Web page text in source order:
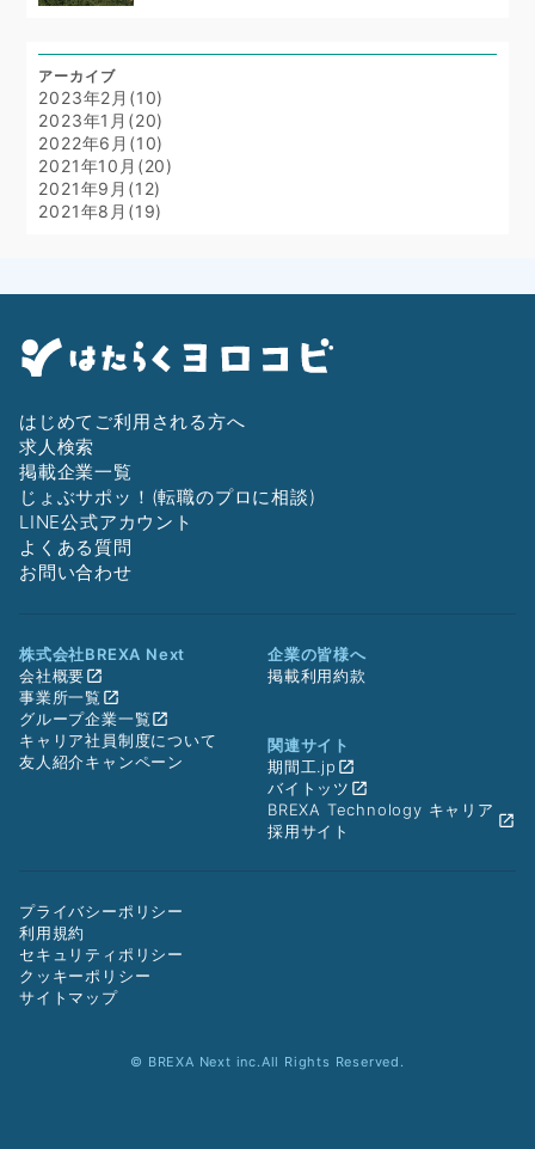
アーカイブ
2023年2月(10)
2023年1月(20)
2022年6月(10)
2021年10月(20)
2021年9月(12)
2021年8月(19)
はじめてご利用される方へ
求人検索
掲載企業一覧
じょぶサポッ！(転職のプロに相談)
LINE公式アカウント
よくある質問
お問い合わせ
株式会社BREXA Next
会社概要
事業所一覧
グループ企業一覧
キャリア社員制度について
友人紹介キャンペーン
企業の皆様へ
掲載利用約款
関連サイト
期間工.jp
バイトッツ
BREXA Technology キャリア
採用サイト
プライバシーポリシー
利用規約
セキュリティポリシー
クッキーポリシー
サイトマップ
© BREXA Next inc.All Rights Reserved.